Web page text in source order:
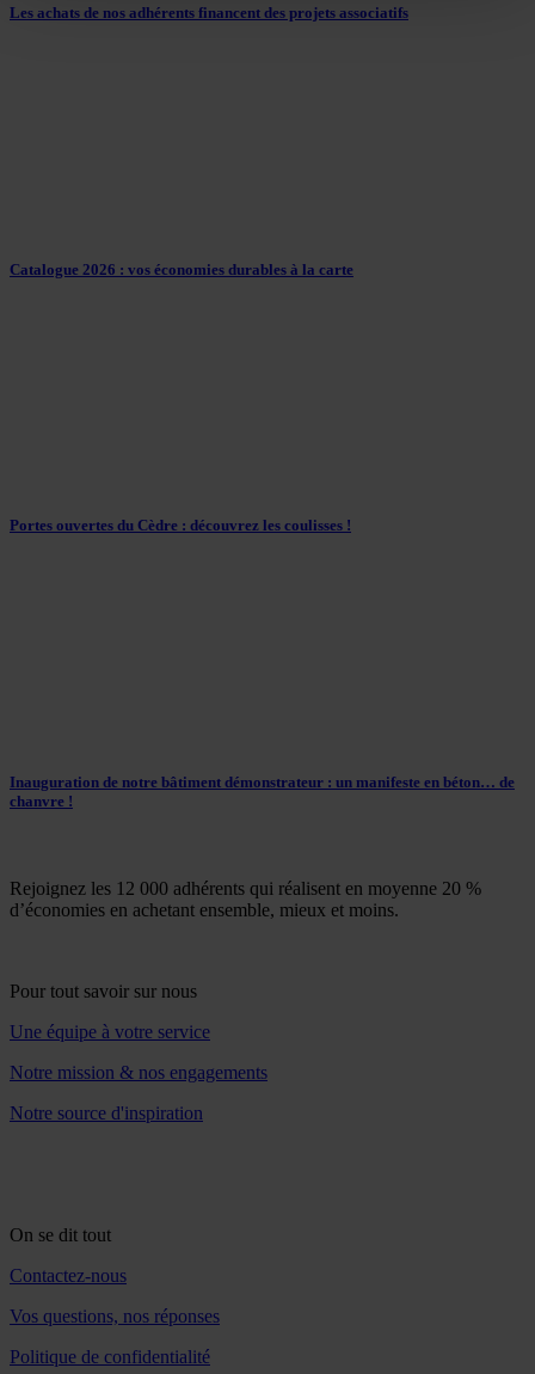
Les achats de nos adhérents financent des projets associatifs
Catalogue 2026 : vos économies durables à la carte
Portes ouvertes du Cèdre : découvrez les coulisses !
Inauguration de notre bâtiment démonstrateur : un manifeste en béton… de
chanvre !
Rejoignez les 12 000 adhérents qui réalisent en moyenne 20 %
d’économies en achetant ensemble, mieux et moins.
Pour tout savoir sur nous
Une équipe à votre service
Notre mission & nos engagements
Notre source d'inspiration
On se dit tout
Contactez-nous
Vos questions, nos réponses
Politique de confidentialité